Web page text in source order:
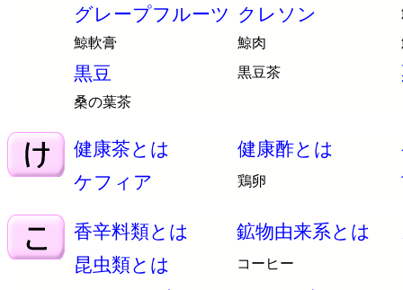
グレープフルーツ クレソン
鯨軟膏
鯨肉
黒豆 黒豆茶
桑の葉茶
健康茶とは 健康酢とは
ケフィア
鶏卵
香辛料類とは 鉱物由来系とは
昆虫類とは
コーヒー